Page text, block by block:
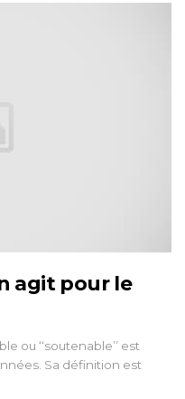
agit pour le
ou ‘‘soutenable’’ est
Sa définition est